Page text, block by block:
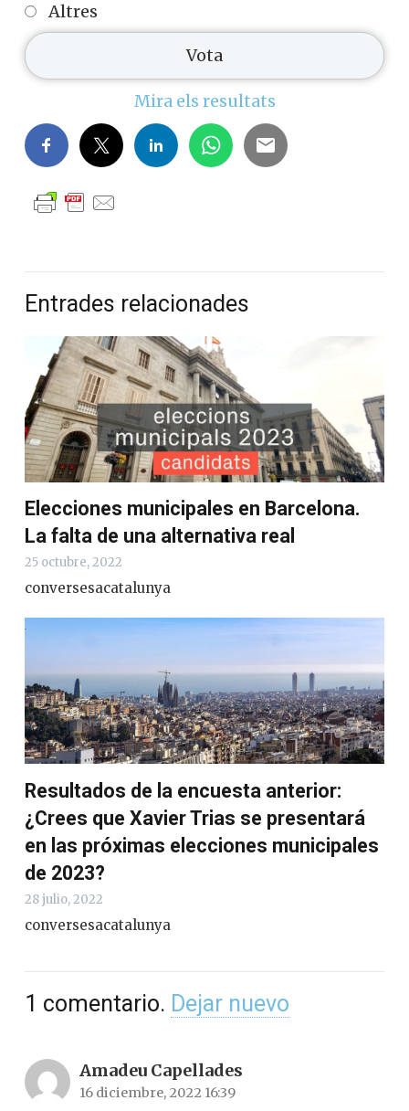
Altres
Mira els resultats
Entrades relacionades
Elecciones municipales en Barcelona.
La falta de una alternativa real
25 octubre, 2022
conversesacatalunya
Resultados de la encuesta anterior:
¿Crees que Xavier Trias se presentará
en las próximas elecciones municipales
de 2023?
28 julio, 2022
conversesacatalunya
1 comentario. Dejar nuevo
Amadeu Capellades
16 diciembre, 2022 16:39